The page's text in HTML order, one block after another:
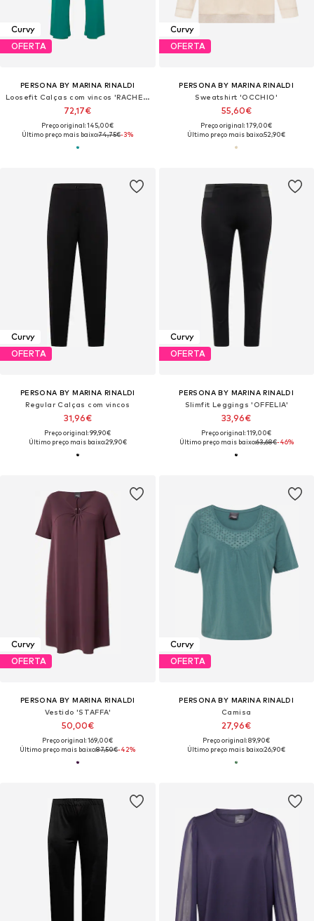
Curvy
OFERTA
PERSONA BY MARINA RINALDI
Loosefit Calças com vincos 'RACHELE'
72,17€
Preço original: 145,00€
Último preço mais baixo:74,75€-3%
Curvy
OFERTA
PERSONA BY MARINA RINALDI
Sweatshirt 'OCCHIO'
55,60€
Preço original: 179,00€
Último preço mais baixo:52,90€
Curvy
OFERTA
PERSONA BY MARINA RINALDI
Regular Calças com vincos
31,96€
Preço original: 99,90€
Último preço mais baixo:29,90€
Curvy
OFERTA
PERSONA BY MARINA RINALDI
Slimfit Leggings 'OFFELIA'
33,96€
Preço original: 119,00€
Último preço mais baixo:63,68€-46%
Curvy
OFERTA
PERSONA BY MARINA RINALDI
Vestido 'STAFFA'
50,00€
Preço original: 169,00€
Último preço mais baixo:87,50€-42%
Curvy
OFERTA
PERSONA BY MARINA RINALDI
Camisa
27,96€
Preço original: 89,90€
Último preço mais baixo:26,90€